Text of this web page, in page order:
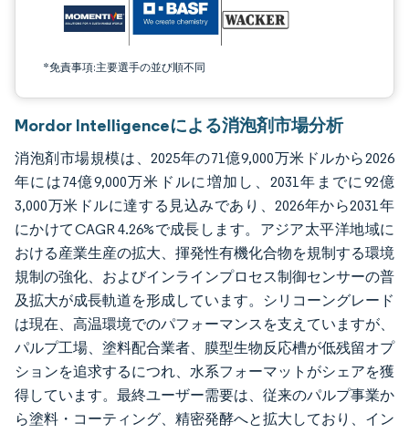
*免責事項:主要選手の並び順不同
Mordor Intelligenceによる消泡剤市場分析
消泡剤市場規模は、2025年の71億9,000万米ドルから2026
年には74億9,000万米ドルに増加し、2031年までに92億
3,000万米ドルに達する見込みであり、2026年から2031年
にかけてCAGR 4.26%で成長します。アジア太平洋地域に
おける産業生産の拡大、揮発性有機化合物を規制する環境
規制の強化、およびインラインプロセス制御センサーの普
及拡大が成長軌道を形成しています。シリコーングレード
は現在、高温環境でのパフォーマンスを支えていますが、
パルプ工場、塗料配合業者、膜型生物反応槽が低残留オプ
ションを追求するにつれ、水系フォーマットがシェアを獲
得しています。最終ユーザー需要は、従来のパルプ事業か
ら塗料・コーティング、精密発酵へと拡大しており、イン